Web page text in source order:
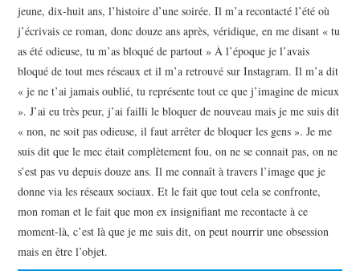
jeune, dix-huit ans, l’histoire d’une soirée. Il m’a recontacté l’été où
j’écrivais ce roman, donc douze ans après, véridique, en me disant « tu
as été odieuse, tu m’as bloqué de partout » À l’époque je l’avais
bloqué de tout mes réseaux et il m’a retrouvé sur Instagram. Il m’a dit
« je ne t’ai jamais oublié, tu représente tout ce que j’imagine de mieux
». J’ai eu très peur, j’ai failli le bloquer de nouveau mais je me suis dit
« non, ne soit pas odieuse, il faut arrêter de bloquer les gens ». Je me
suis dit que le mec était complètement fou, on ne se connait pas, on ne
s’est pas vu depuis douze ans. Il me connaît à travers l’image que je
donne via les réseaux sociaux. Et le fait que tout cela se confronte,
mon roman et le fait que mon ex insignifiant me recontacte à ce
moment-là, c’est là que je me suis dit, on peut nourrir une obsession
mais en être l’objet.